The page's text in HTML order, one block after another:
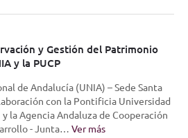
y Gestión del Patrimonio
y la PUCP
de Andalucía (UNIA) – Sede Santa
con la Pontificia Universidad
la Agencia Andaluza de Cooperación
- Junta… Ver más